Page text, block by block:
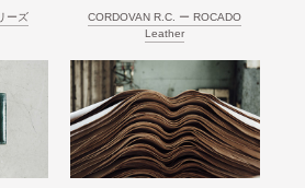
ーズ
CORDOVAN R.C. ー ROCADO
Leather